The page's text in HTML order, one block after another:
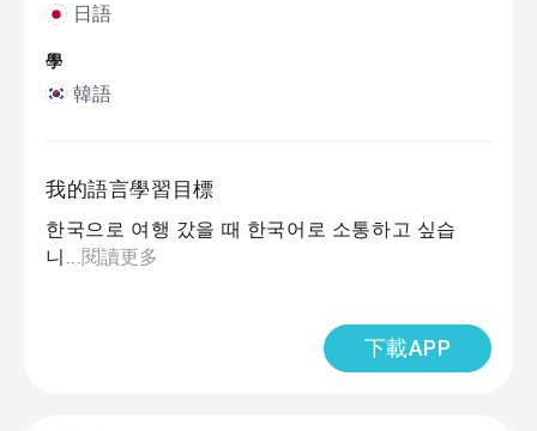
日語
學
韓語
我的語言學習目標
한국으로 여행 갔을 때 한국어로 소통하고 싶습
니... 閱讀更多
下載APP